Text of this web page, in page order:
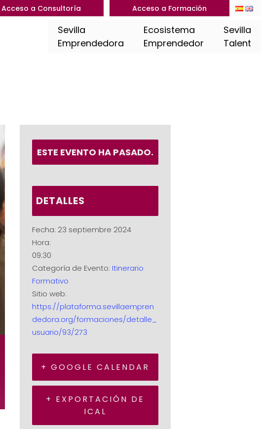
Acceso a Consultoría Acceso a Formación
Sevilla
Emprendedora
Ecosistema
Emprendedor
Sevilla
Talent
ESTE EVENTO HA PASADO.
DETALLES
Fecha: 23 septiembre 2024
Hora:
09:30
Categoría de Evento: Itinerario
Formativo
Sitio web:
https://plataforma.sevillaempren
dedora.org/formaciones/detalle_
usuario/93/273
+ GOOGLE CALENDAR
+ EXPORTACIÓN DE
ICAL